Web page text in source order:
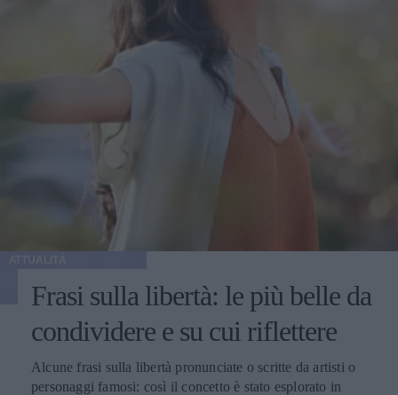
Frasi sulla libertà: le più belle da
condividere e su cui riflettere
Alcune frasi sulla libertà pronunciate o scritte da artisti o
personaggi famosi: così il concetto è stato esplorato in